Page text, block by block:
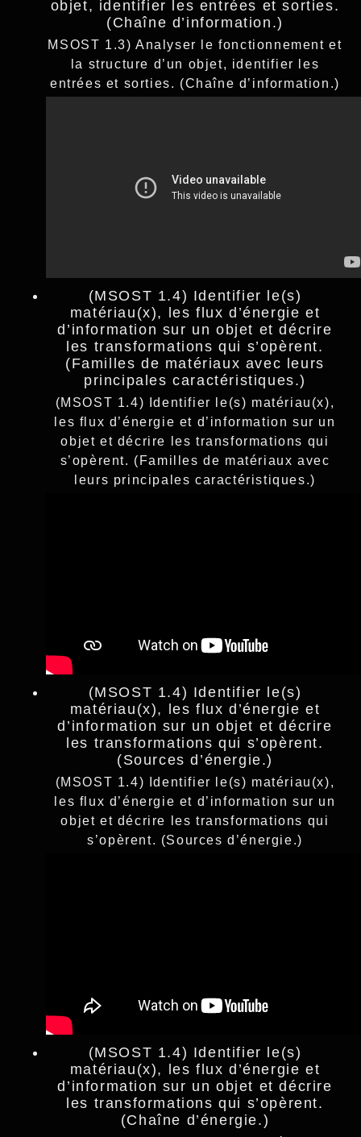
objet, identifier les entrées et sorties.
(Chaîne d’information.)
MSOST 1.3) Analyser le fonctionnement et
la structure d’un objet, identifier les
entrées et sorties. (Chaîne d’information.)
(MSOST 1.4) Identifier le(s)
matériau(x), les flux d’énergie et
d’information sur un objet et décrire
les transformations qui s’opèrent.
(Familles de matériaux avec leurs
principales caractéristiques.)
(MSOST 1.4) Identifier le(s) matériau(x),
les flux d’énergie et d’information sur un
objet et décrire les transformations qui
s’opèrent. (Familles de matériaux avec
leurs principales caractéristiques.)
(MSOST 1.4) Identifier le(s)
matériau(x), les flux d’énergie et
d’information sur un objet et décrire
les transformations qui s’opèrent.
(Sources d’énergie.)
(MSOST 1.4) Identifier le(s) matériau(x),
les flux d’énergie et d’information sur un
objet et décrire les transformations qui
s’opèrent. (Sources d’énergie.)
(MSOST 1.4) Identifier le(s)
matériau(x), les flux d’énergie et
d’information sur un objet et décrire
les transformations qui s’opèrent.
(Chaîne d’énergie.)